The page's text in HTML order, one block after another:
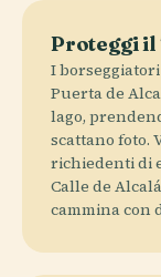
Proteggi il
I
Puerta de
lago,
scattano foto.
richiedenti di
Calle de
cammina con